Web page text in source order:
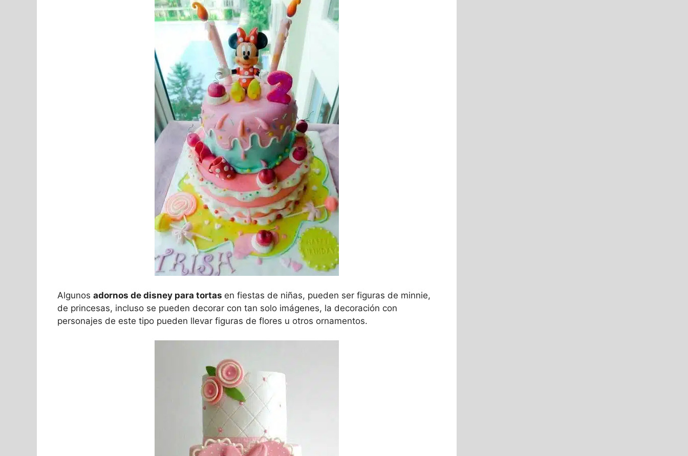
Algunos adornos de disney para tortas en fiestas de niñas, pueden ser figuras de minnie,
de princesas, incluso se pueden decorar con tan solo imágenes, la decoración con
personajes de este tipo pueden llevar figuras de flores u otros ornamentos.